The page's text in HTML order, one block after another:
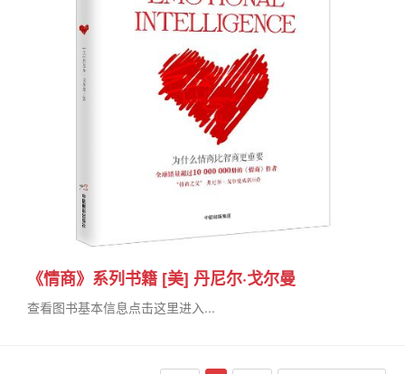
《情商》系列书籍 [美] 丹尼尔·戈尔曼
查看图书基本信息点击这里进入...